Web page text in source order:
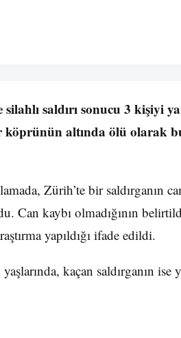
saldırı sonucu 3 kişiyi
köprünün altında ölü olarak
Zürih’te bir saldırganın
Can kaybı olmadığının
yapıldığı ifade edildi.
kaçan saldırganın ise